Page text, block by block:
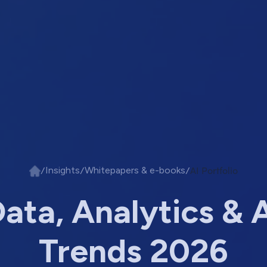
/Insights/Whitepapers & e-books/AI Portfolio
Analytics &
Trends 2026